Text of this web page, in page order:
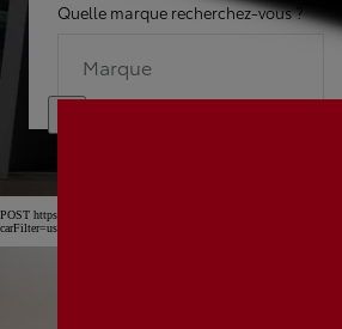
Quelle marque recherchez-vous ?
Marque
POST https://usc-webcomponents.toyota-europe.com/v1/car-filter-